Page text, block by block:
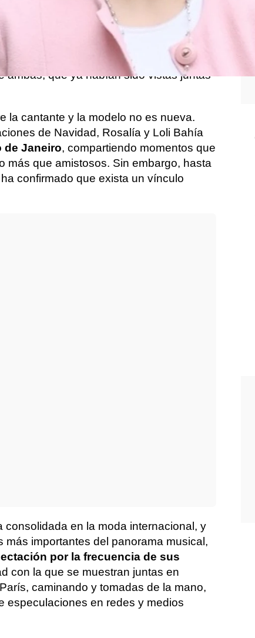
una de las imágenes más comentadas
la modelo Loli Bahíacaminando
calles de la capital francesa. Las
los rumores sobre una posible
ambas, que ya habían sido vistas juntas
la cantante y la modelo no es nueva.
de Navidad, Rosalía y Loli Bahía
de Janeiro, compartiendo momentos que
más que amistosos. Sin embargo, hasta
confirmado que exista un vínculo
consolidada en la moda internacional, y
más importantes del panorama musical,
por la frecuencia de sus
con la que se muestran juntas en
caminando y tomadas de la mano,
especulaciones en redes y medios